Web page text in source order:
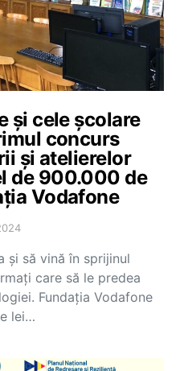
și cele școlare
concurs
și atelierelor
de 900.000 de
Vodafone
și să vină în sprijinul
care să le predea
Fundația Vodafone
lei…